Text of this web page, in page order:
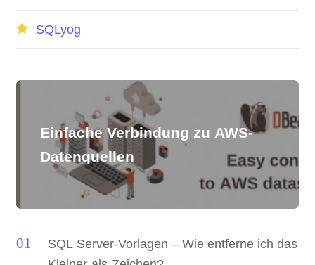
SQLyog
Einfache Verbindung zu AWS-
Datenquellen
SQL Server-Vorlagen – Wie entferne ich das